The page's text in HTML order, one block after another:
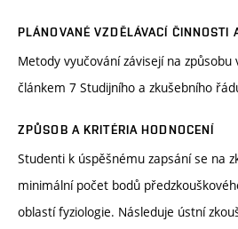
PLÁNOVANÉ VZDĚLÁVACÍ ČINNOSTI
Metody vyučování závisejí na
článkem 7 Studijního a zkušebního
ZPŮSOB A KRITÉRIA HODNOCENÍ
Studenti k úspěšnému zapsání se na
minimální počet bodů
oblastí fyziologie. Následuje ústní